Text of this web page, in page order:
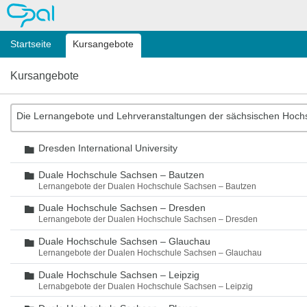
OPAL
Startseite Kursangebote
Kursangebote
Die Lernangebote und Lehrveranstaltungen der sächsischen
Ordner
Dresden International University
Ordner
Duale Hochschule Sachsen – Bautzen
Lernangebote der Dualen Hochschule Sachsen – Bautzen
Ordner
Duale Hochschule Sachsen – Dresden
Lernangebote der Dualen Hochschule Sachsen – Dresden
Ordner
Duale Hochschule Sachsen – Glauchau
Lernangebote der Dualen Hochschule Sachsen – Glauchau
Ordner
Duale Hochschule Sachsen – Leipzig
Lernabgebote der Dualen Hochschule Sachsen – Leipzig